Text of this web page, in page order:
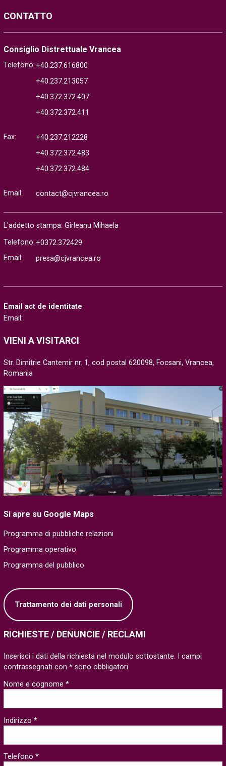
CONTATTO
Consiglio Distrettuale Vrancea
Telefono: +40.237.616800
+40.237.213057
+40.372.372.407
+40.372.372.411
Fax:
+40.237.212228
+40.372.372.483
+40.372.372.484
Email: contact@cjvrancea.ro
L'addetto stampa: Gîrleanu Mihaela
Telefono: +0372.372429
Email:
presa@cjvrancea.ro
Email act de identitate
Email:
VIENI A VISITARCI
Str. Dimitrie Cantemir nr. 1, cod postal 620098, Focsani, Vrancea,
Romania
Si apre su Google Maps
Programma di pubbliche relazioni
Programma operativo
Programma del pubblico
Trattamento dei dati personali
RICHIESTE / DENUNCIE / RECLAMI
Inserisci i dati della richiesta nel modulo sottostante. I campi
contrassegnati con * sono obbligatori.
Nome e cognome *
Indirizzo *
Telefono *